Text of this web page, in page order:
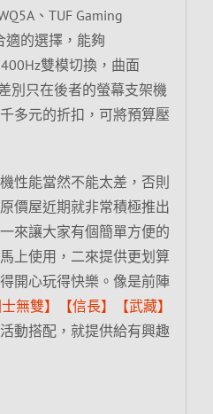
、TUF Gaming
適的選擇，能夠
雙模切換，曲面
別只在後者的螢幕支架機
多元的折扣，可將預算壓
性能當然不能太差，否則
價屋近期就非常積極推出
來讓大家有個簡單方便的
上使用，二來提供更划算
開心玩得快樂。像是前陣
無雙】【信長】【武藏】
動搭配，就提供給有興趣